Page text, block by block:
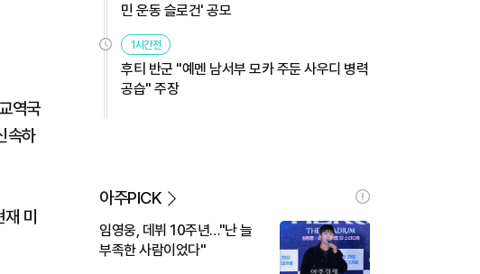
역국
속하
미
민 운동 슬로건' 공모
1시간전
후티 반군 "예멘 남서부 모카 주둔 사우디 병력
공습" 주장
아주PICK
임영웅, 데뷔 10주년…"난 늘
부족한 사람이었다"